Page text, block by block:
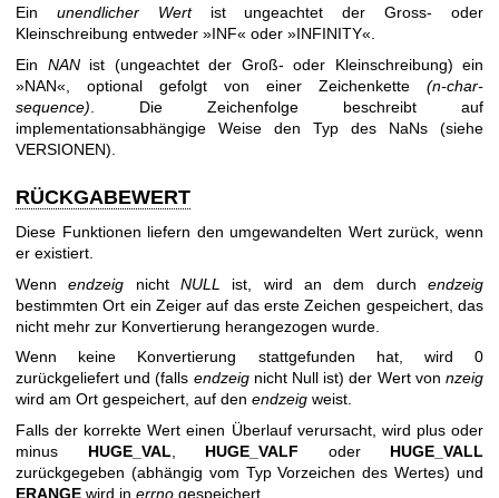
Ein unendlicher Wertist ungeachtet der Gross- oder
Kleinschreibung entweder »INF« oder »INFINITY«.
Ein NANist (ungeachtet der Groß- oder Kleinschreibung) ein
»NAN«, optional gefolgt von einer Zeichenkette (n-char-
sequence) . Die Zeichenfolge beschreibt auf
implementationsabhängige Weise den Typ des NaNs (siehe
VERSIONEN).
RÜCKGABEWERT
Diese Funktionen liefern den umgewandelten Wert zurück, wenn
er existiert.
Wennendzeig nichtNULL ist, wird an dem durchendzeig
bestimmten Ort ein Zeiger auf das erste Zeichen gespeichert, das
nicht mehr zur Konvertierung herangezogen wurde.
Wenn keine Konvertierung stattgefunden hat, wird 0
zurückgeliefert und (falls endzeignicht Null ist) der Wert vonnzeig
wird am Ort gespeichert, auf den endzeig weist.
Falls der korrekte Wert einen Überlauf verursacht, wird plus oder
minus HUGE_VAL HUGE_VALF oder HUGE_VALL
zurückgegeben (abhängig vom Typ Vorzeichen des Wertes) und
ERANGE wird in errno gespeichert.